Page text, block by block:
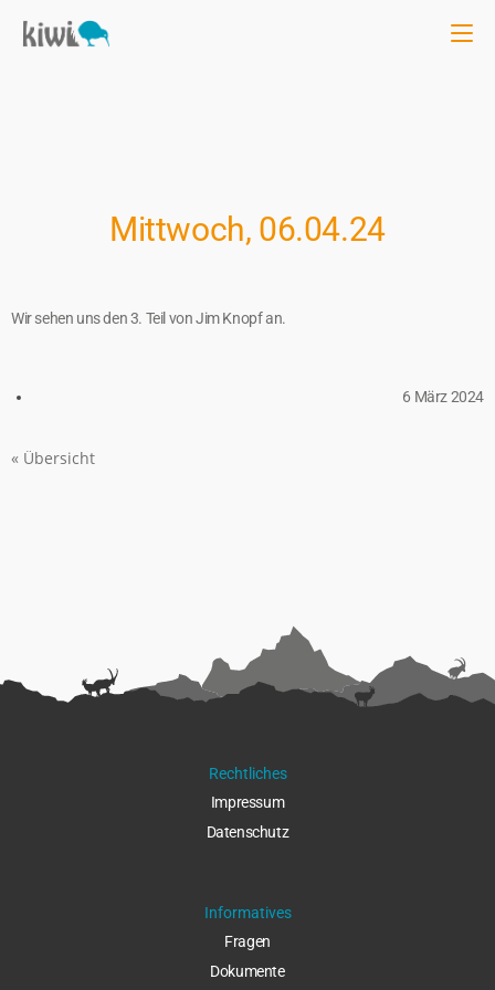
Mittwoch, 06.04.24
Wir sehen uns den 3. Teil von Jim Knopf an.
6 März 2024
« Übersicht
Rechtliches
Impressum
Datenschutz
Informatives
Fragen
Dokumente